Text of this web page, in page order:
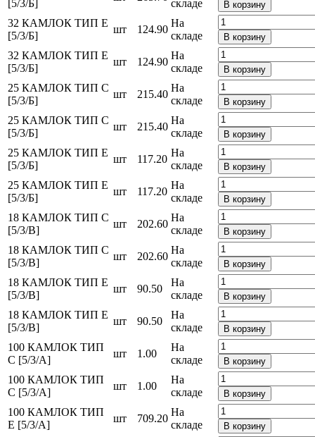
[5/3/Б] складе В корзину
32 КАМЛОК ТИП Е
[5/3/Б]
шт 124.90
На
складе
В корзину
32 КАМЛОК ТИП Е
[5/3/Б]
шт 124.90
На
складе
В корзину
25 КАМЛОК ТИП С
[5/3/Б]
шт 215.40
На
складе
В корзину
25 КАМЛОК ТИП С
[5/3/Б]
шт 215.40
На
складе
В корзину
25 КАМЛОК ТИП Е
[5/3/Б]
шт 117.20
На
складе
В корзину
25 КАМЛОК ТИП Е
[5/3/Б]
шт 117.20
На
складе
В корзину
18 КАМЛОК ТИП С
[5/3/В]
шт 202.60
На
складе
В корзину
18 КАМЛОК ТИП С
[5/3/В]
шт 202.60
На
складе
В корзину
18 КАМЛОК ТИП Е
[5/3/В]
шт 90.50
На
складе
В корзину
18 КАМЛОК ТИП Е
[5/3/В]
шт 90.50
На
складе
В корзину
100 КАМЛОК ТИП
С [5/3/A]
шт 1.00
На
складе
В корзину
100 КАМЛОК ТИП
С [5/3/A]
шт 1.00
На
складе
В корзину
100 КАМЛОК ТИП
Е [5/3/A]
шт 709.20
На
складе
В корзину